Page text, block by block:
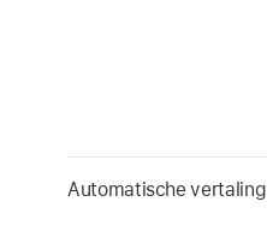
Automatische vertaling